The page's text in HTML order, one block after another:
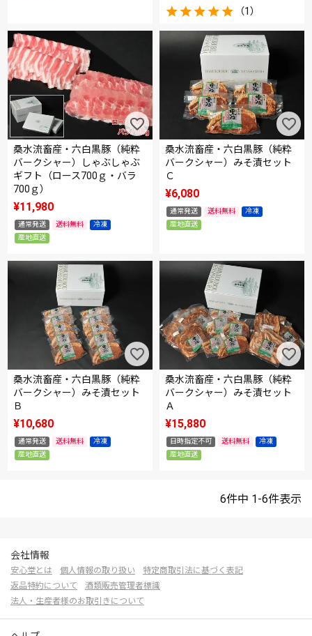
（1）
桑水流畜産・六白黒豚（純粋
バークシャー）しゃぶしゃぶ
ギフト（ロース700ｇ・バラ
700ｇ）
¥11,980
通常発送 送料無料
冷凍
産地直送
桑水流畜産・六白黒豚（純粋
バークシャー）みそ漬セット
Ｃ
¥6,080
通常発送 送料無料
冷凍
産地直送
桑水流畜産・六白黒豚（純粋
バークシャー）みそ漬セット
Ｂ
¥10,680
通常発送 送料無料
冷凍
産地直送
桑水流畜産・六白黒豚（純粋
バークシャー）みそ漬セット
Ａ
¥15,880
日時指定不可 送料無料
冷凍
産地直送
6件中 1-6件表示
会社情報
安心堂とは 個人情報の取り扱い
特定商取引法に基づく表記
返品特約について
酒類販売管理者標識
法人・生産者様のお取引きについて